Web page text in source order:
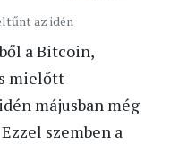
az idén
a Bitcoin,
mielőtt
májusban még
szemben a